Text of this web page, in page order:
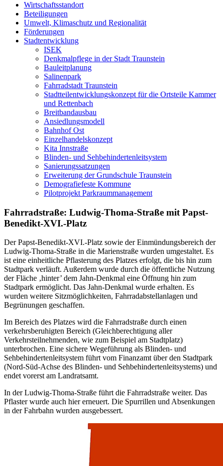
Wirtschaftsstandort
Beteiligungen
Umwelt, Klimaschutz und Regionalität
Förderungen
Stadtentwicklung
ISEK
Denkmalpflege in der Stadt Traunstein
Bauleitplanung
Salinenpark
Fahrradstadt Traunstein
Stadtteilentwicklungskonzept für die Ortsteile Kammer
und Rettenbach
Breitbandausbau
Ansiedlungsmodell
Bahnhof Ost
Einzelhandelskonzept
Kita Innstraße
Blinden- und Sehbehindertenleitsystem
Sanierungssatzungen
Erweiterung der Grundschule Traunstein
Demografiefeste Kommune
Pilotprojekt Parkraummanagement
Fahrradstraße: Ludwig-Thoma-Straße mit Papst-
Benedikt-XVI.-Platz
Der Papst-Benedikt-XVI.-Platz sowie der Einmündungsbereich der
Ludwig-Thoma-Straße in die Marienstraße wurden umgestaltet. Es
ist eine einheitliche Pflasterung des Platzes erfolgt, die bis hin zum
Stadtpark verläuft. Außerdem wurde durch die öffentliche Nutzung
der Fläche ‚hinter’ dem Jahn-Denkmal eine Öffnung hin zum
Stadtpark ermöglicht. Das Jahn-Denkmal wurde erhalten. Es
wurden weitere Sitzmöglichkeiten, Fahrradabstellanlagen und
Begrünungen geschaffen.
Im Bereich des Platzes wird die Fahrradstraße durch einen
verkehrsberuhigten Bereich (Gleichberechtigung aller
Verkehrsteilnehmenden, wie zum Beispiel am Stadtplatz)
unterbrochen. Eine sichere Wegeführung als Blinden- und
Sehbehindertenleitsystem führt vom Finanzamt über den Stadtpark
(Nord-Süd-Achse des Blinden- und Sehbehindertenleitsystems) und
endet vorerst am Landratsamt.
In der Ludwig-Thoma-Straße führt die Fahrradstraße weiter. Das
Pflaster wurde auch hier erneuert. Die Spurrillen und Absenkungen
in der Fahrbahn wurden ausgebessert.